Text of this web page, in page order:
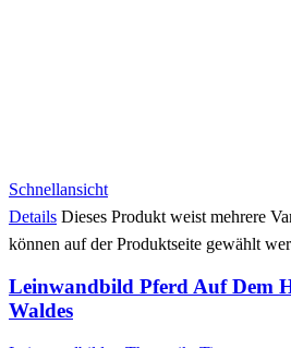
Schnellansicht
Details Dieses Produkt weist mehrere
können auf der Produktseite gewählt
Leinwandbild Pferd Auf Dem
Waldes